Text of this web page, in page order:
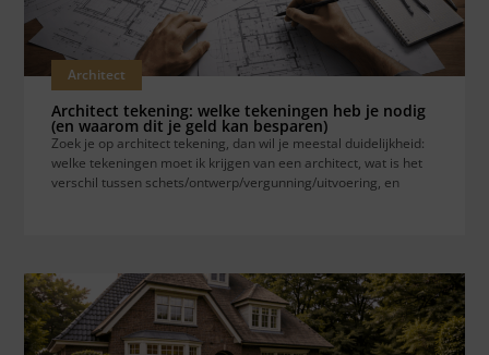
Architect
Architect tekening: welke tekeningen heb je nodig
(en waarom dit je geld kan besparen)
Zoek je op architect tekening, dan wil je meestal duidelijkheid:
welke tekeningen moet ik krijgen van een architect, wat is het
verschil tussen schets/ontwerp/vergunning/uitvoering, en